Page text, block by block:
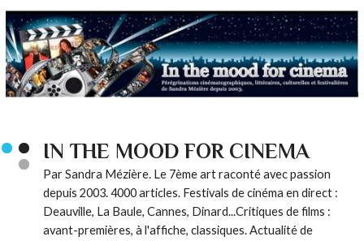
IN THE MOOD FOR CINEMA
Par Sandra Mézière. Le 7ème art raconté avec passion
depuis 2003. 4000 articles. Festivals de cinéma en direct :
Deauville, La Baule, Cannes, Dinard...Critiques de films :
avant-premières, à l'affiche, classiques. Actualité de